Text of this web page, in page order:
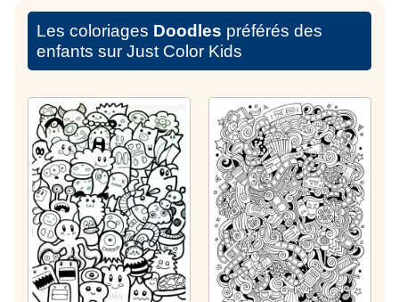
Les coloriages Doodles préférés des
enfants sur Just Color Kids